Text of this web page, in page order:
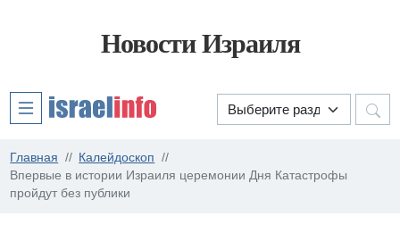
Новости Израиля
Главная
Калейдоскоп
Впервые в истории Израиля церемонии Дня Катастрофы
пройдут без публики